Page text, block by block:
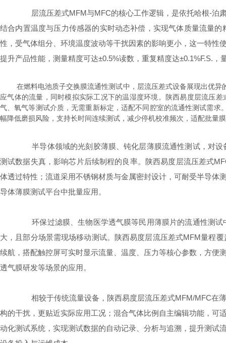
层流压差式MFM与MFC的核心工作逻辑，是依托哈根-泊肃
结合内置温度与压力传感器的实时动态补偿，实现气体质量流量
性，受气体组分、环境温度波动等干扰因素的影响更小，这一特
提升产品性能，测量精度可达±0.5%读数，重复精度达±0.1%F.S.
在燃料电池质子交换膜流通性测试中，层流压差式设备展现出优异
应气体的流量，同时模拟实际工况下的温湿度环境。陕西易度层流压
气、氧气等测试介质，无需重新标定，适配不同腔室的流通性测试需
幅降低磨损风险，支持长时间连续测试，减少停机校准频次，适配批量
半导体领域的光刻胶薄膜、钝化层薄膜流通性测试，对设
测试数据失真，影响芯片后续制程的良率。陕西易度层流压差式
体透过特性；流道采用不锈钢材质与金属密封设计，可耐受半导
导体薄膜测试平台中批量应用。
环保过滤膜、生物医学透气膜等民用薄膜片的流通性测试
大，且部分场景需现场移动测试。陕西易度层流压差式MFM量程
续航，搭配触控屏可实时显示流量、温度、压力等核心参数，方
透气膜研发等场景的应用。
相较于传统流量设备，陕西易度层流压差式MFM/MFC在薄
构的干扰，更贴近实际应用工况；混合气体比例自主编辑功能，
动化测试系统，实现测试数据的自动记录、分析与追溯，提升测